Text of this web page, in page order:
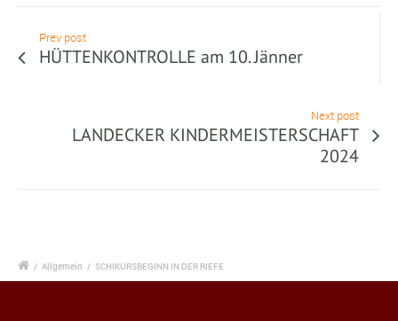
Prev post
HÜTTENKONTROLLE am 10. Jänner
Next post
LANDECKER KINDERMEISTERSCHAFT
2024
/ Allgemein / SCHIKURSBEGINN IN DER RIEFE